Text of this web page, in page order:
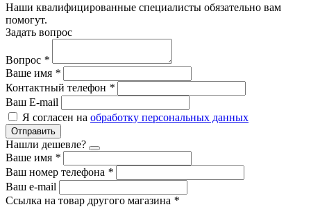
Наши квалифицированные специалисты обязательно вам
помогут.
Задать вопрос
Вопрос *
Ваше имя *
Контактный телефон *
Ваш E-mail
Я согласен на обработку персональных данных
Отправить
Нашли дешевле?
Ваше имя *
Ваш номер телефона *
Ваш e-mail
Ссылка на товар другого магазина *